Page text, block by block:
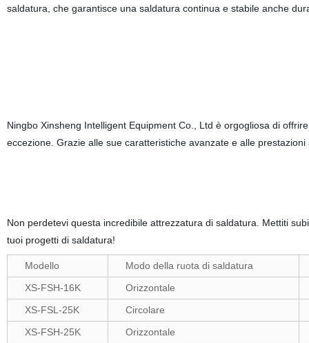
saldatura, che garantisce una saldatura continua e stabile anche
Ningbo Xinsheng Intelligent Equipment Co., Ltd è orgogliosa di
eccezione. Grazie alle sue caratteristiche avanzate e alle
Non perdetevi questa incredibile attrezzatura di saldatura. Mettiti
tuoi progetti di saldatura!
Modello
Modo della ruota di saldatura
XS-FSH-16K
Orizzontale
XS-FSL-25K
Circolare
XS-FSH-25K
Orizzontale